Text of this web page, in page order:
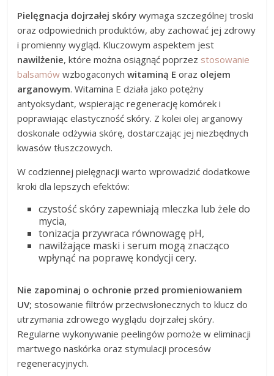
Pielęgnacja dojrzałej skóry wymaga szczególnej troski
oraz odpowiednich produktów, aby zachować jej zdrowy
i promienny wygląd. Kluczowym aspektem jest
nawilżenie, które można osiągnąć poprzez stosowanie
balsamów wzbogaconychwitaminą E oraz olejem
arganowym. Witamina E działa jako potężny
antyoksydant, wspierając regenerację komórek i
poprawiając elastyczność skóry. Z kolei olej arganowy
doskonale odżywia skórę, dostarczając jej niezbędnych
kwasów tłuszczowych.
W codziennej pielęgnacji warto wprowadzić dodatkowe
kroki dla lepszych efektów:
czystość skóry zapewniają mleczka lub żele do
mycia,
tonizacja przywraca równowagę pH,
nawilżające maski i serum mogą znacząco
wpłynąć na poprawę kondycji cery.
Nie zapominaj o ochronie przed promieniowaniem
UV; stosowanie filtrów przeciwsłonecznych to klucz do
utrzymania zdrowego wyglądu dojrzałej skóry.
Regularne wykonywanie peelingów pomoże w eliminacji
martwego naskórka oraz stymulacji procesów
regeneracyjnych.